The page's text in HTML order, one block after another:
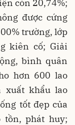
còn 20,74%;
được cứng
trường, lớp
kiên cố; Giải
bình quân
hơn 600 lao
xuất khẩu lao
tốt đẹp của
tồn, phát huy;